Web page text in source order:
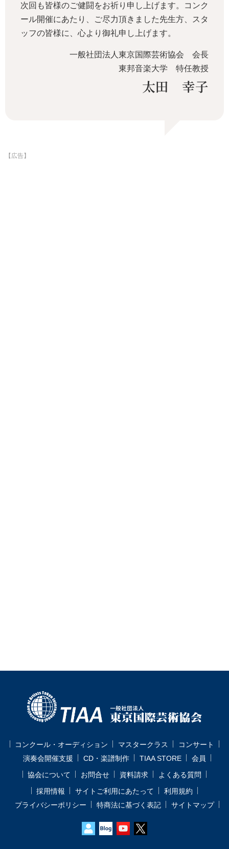
次回も皆様のご健闘をお祈り申し上げます。コンク
ール開催にあたり、ご尽力頂きました先生方、スタ
ッフの皆様に、心より御礼申し上げます。
一般社団法人東京国際芸術協会 会長
東邦音楽大学 特任教授
太田 幸子
コンクール・オーディション マスタークラス
コンサート
演奏会開催支援
CD・楽譜制作 TIAA STORE
会員
協会について
お問合せ 資料請求
よくある質問
採用情報
サイトご利用にあたって
利用規約
プライバシーポリシー
特商法に基づく表記 サイトマップ